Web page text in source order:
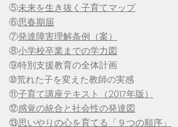
⑤未来を生き抜く子育てマップ
⑥思春期届
⑦発達障害理解条例（案）
⑧小学校卒業までの学力図
⑨特別支援教育の全体計画
➉荒れた子を変えた教師の実感
⑪子育て講座テキスト（2017年版）
⑫感覚の統合と社会性の発達図
⑬思いやりの心を育てる「９つの順序」